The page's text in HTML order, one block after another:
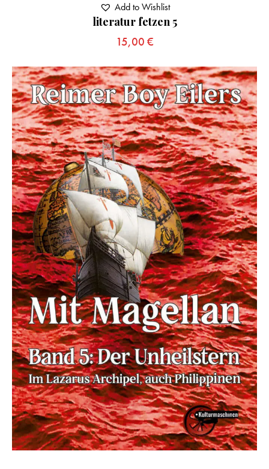
literatur fetzen 5
15,00 €
Add to Wishlist